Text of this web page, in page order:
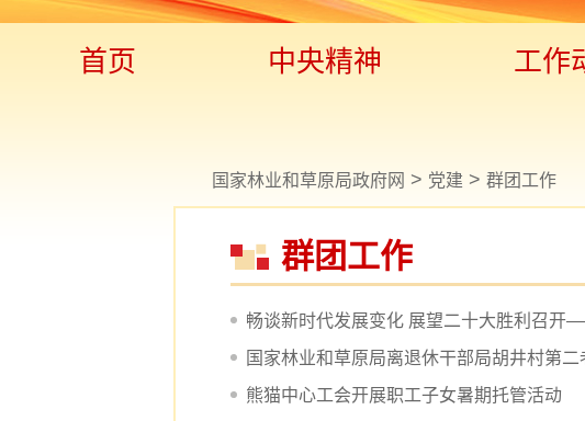
首页 中央精神 工作
国家林业和草原局政府网 > 党建 > 群团工作
群团工作
畅谈新时代发展变化 展望二十大胜利召开
国家林业和草原局离退休干部局胡井村第二老
熊猫中心工会开展职工子女暑期托管活动